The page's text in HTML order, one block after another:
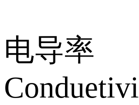
电导率